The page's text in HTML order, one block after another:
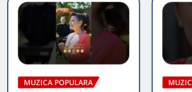
MUZICA POPULARA